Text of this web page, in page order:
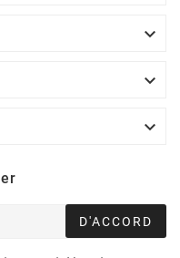



D'ACCORD